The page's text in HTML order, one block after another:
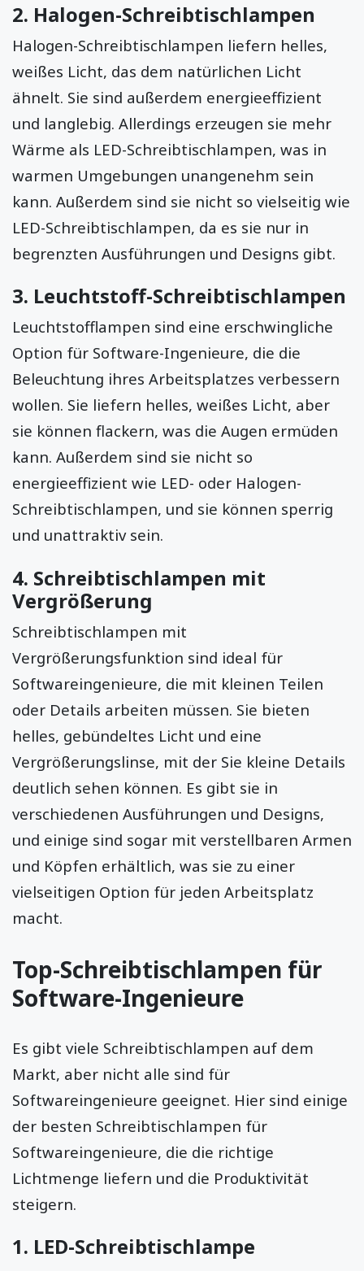
2. Halogen-Schreibtischlampen
Halogen-Schreibtischlampen liefern helles,
weißes Licht, das dem natürlichen Licht
ähnelt. Sie sind außerdem energieeffizient
und langlebig. Allerdings erzeugen sie mehr
Wärme als LED-Schreibtischlampen, was in
warmen Umgebungen unangenehm sein
kann. Außerdem sind sie nicht so vielseitig wie
LED-Schreibtischlampen, da es sie nur in
begrenzten Ausführungen und Designs gibt.
3. Leuchtstoff-Schreibtischlampen
Leuchtstofflampen sind eine erschwingliche
Option für Software-Ingenieure, die die
Beleuchtung ihres Arbeitsplatzes verbessern
wollen. Sie liefern helles, weißes Licht, aber
sie können flackern, was die Augen ermüden
kann. Außerdem sind sie nicht so
energieeffizient wie LED- oder Halogen-
Schreibtischlampen, und sie können sperrig
und unattraktiv sein.
4. Schreibtischlampen mit
Vergrößerung
Schreibtischlampen mit
Vergrößerungsfunktion sind ideal für
Softwareingenieure, die mit kleinen Teilen
oder Details arbeiten müssen. Sie bieten
helles, gebündeltes Licht und eine
Vergrößerungslinse, mit der Sie kleine Details
deutlich sehen können. Es gibt sie in
verschiedenen Ausführungen und Designs,
und einige sind sogar mit verstellbaren Armen
und Köpfen erhältlich, was sie zu einer
vielseitigen Option für jeden Arbeitsplatz
macht.
Top-Schreibtischlampen für
Software-Ingenieure
Es gibt viele Schreibtischlampen auf dem
Markt, aber nicht alle sind für
Softwareingenieure geeignet. Hier sind einige
der besten Schreibtischlampen für
Softwareingenieure, die die richtige
Lichtmenge liefern und die Produktivität
steigern.
1. LED-Schreibtischlampe